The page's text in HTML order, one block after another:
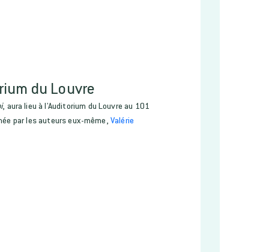
du Louvre
, aura lieu à l'Auditorium du Louvre au 101
par les auteurs eux-même, Valérie